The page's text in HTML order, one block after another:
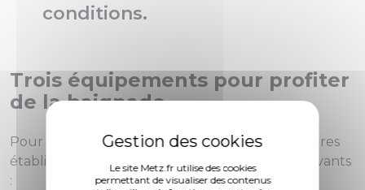
Le site Metz.fr utilise des cookies
permettant de visualiser des contenus
conditions.
Trois équipements pour profiter
de la baignade
Pour les usagers souhaitant se rafraîchir, les autres
établissements restent ouverts aux horaires suivants
: